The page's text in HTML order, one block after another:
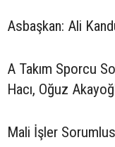
Asbaşkan: Ali
A Takım Sporcu
Hacı, Oğuz
Mali İşler